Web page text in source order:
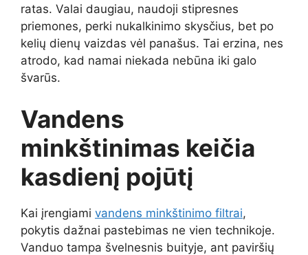
ratas. Valai daugiau, naudoji stipresnes
priemones, perki nukalkinimo skysčius, bet po
kelių dienų vaizdas vėl panašus. Tai erzina, nes
atrodo, kad namai niekada nebūna iki galo
švarūs.
Vandens
minkštinimas keičia
kasdienį pojūtį
Kai įrengiami vandens minkštinimo filtrai,
pokytis dažnai pastebimas ne vien technikoje.
Vanduo tampa švelnesnis buityje, ant paviršių